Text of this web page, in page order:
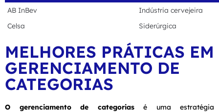
AB InBev
Indústria cervejeira
Celsa
Siderúrgica
MELHORES PRÁTICAS EM
GERENCIAMENTO DE
CATEGORIAS
O gerenciamento de categoriasé uma estratégia